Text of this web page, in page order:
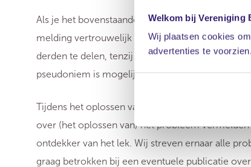
Welkom bij Vereniging
Wij plaatsen cookies
advertenties te
Als je het bovenstaande in acht neemt, nemen
melding vertrouwelijk te behandelen en jouw
derden te delen, tenzij dat noodzakelijk is om
pseudoniem is mogelijk.
Tijdens het oplossen van het probleem, houden
over (het oplossen van) het probleem
ontdekker van het lek. Wij streven ernaar alle
graag betrokken bij een eventuele publicatie